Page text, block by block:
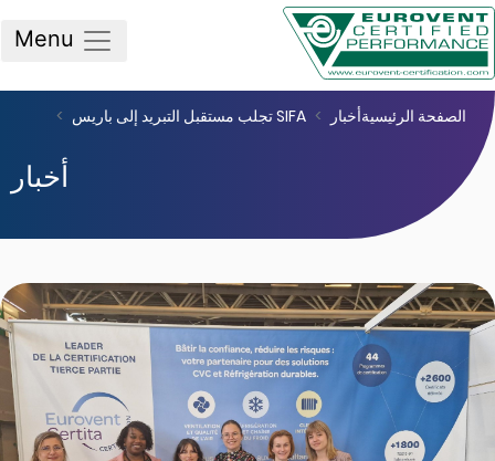
الرئيسيةأخبار SIFA تجلب مستقبل التبريد إلى باريس
أخبار